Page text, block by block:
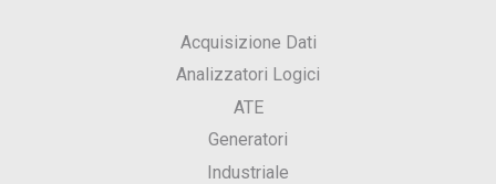
Acquisizione Dati
Analizzatori Logici
ATE
Generatori
Industriale